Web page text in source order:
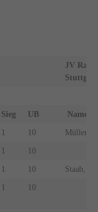
JV
Stuttgart
Sieg UB Name
1 10 Müller,
1 10
1 10 Staab,
1 10